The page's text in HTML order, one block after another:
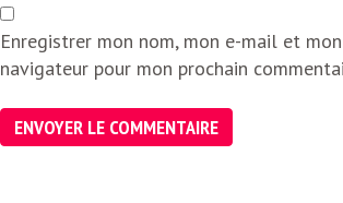
Enregistrer mon nom, mon e-mail et
navigateur pour mon prochain